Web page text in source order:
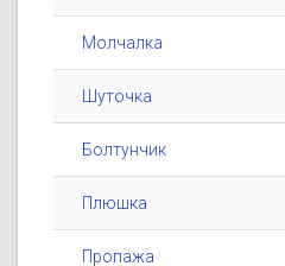
Молчалка
Шуточка
Болтунчик
Плюшка
Пропажа